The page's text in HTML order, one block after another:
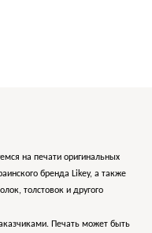
на печати оригинальных
бренда Likey, а также
толстовок и другого
Печать может быть